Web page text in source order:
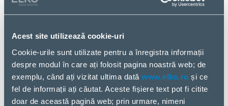
Acest site utilizează cookie-uri
Cookie-urile sunt utilizate pentru a înregistra informații
despre modul în care ați folosit pagina noastră web; de
exemplu, când ați vizitat ultima dată www.elko.ro și ce
fel de informații ați căutat. Aceste fișiere text pot fi citite
doar de această pagină web; prin urmare, nimeni
Adresat instalatorilor și integratorilor de sisteme de
participanții primesc diploma de certificare Axis
Communications în urma susținerii unui test de
evaluare a cunoștințelor.